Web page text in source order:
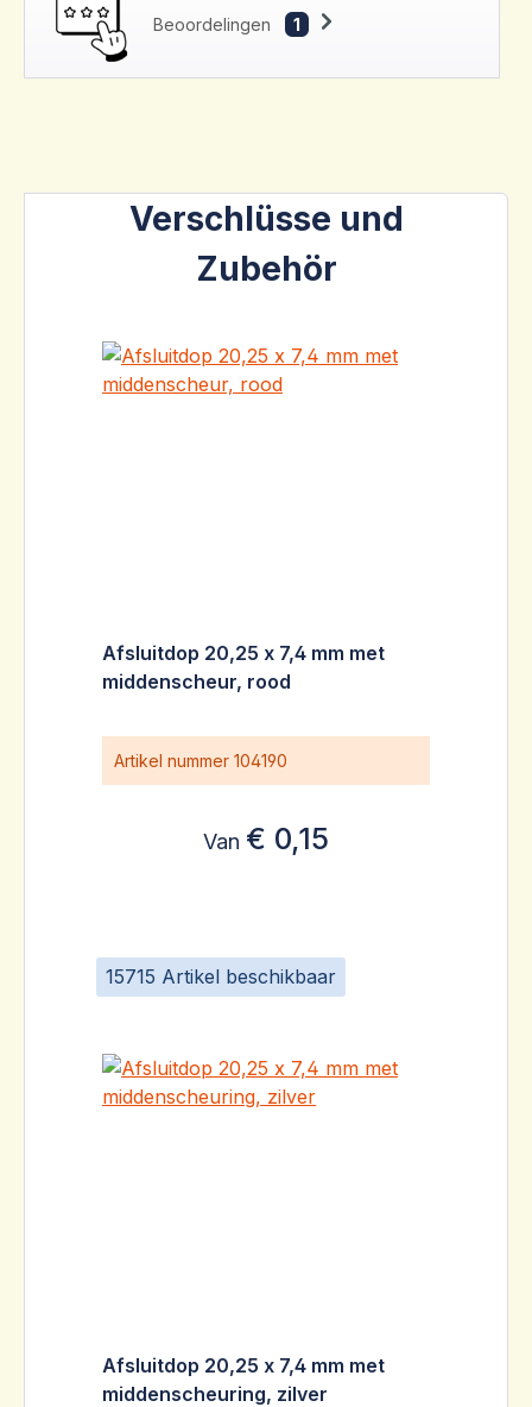
Beoordelingen 1
Productgalerij overslaan
Verschlüsse und
Zubehör
15715 Artikel beschikbaar
Afsluitdop 20,25 x 7,4 mm met
middenscheur, rood
Artikel nummer 104190
Van € 0,15
Afsluitdop 20,25 x 7,4 mm met
middenscheuring, zilver